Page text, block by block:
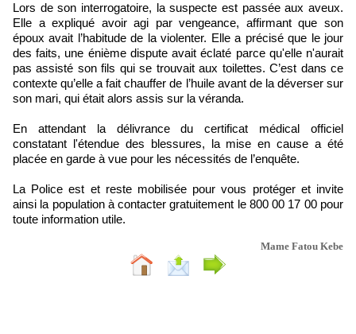
Lors de son interrogatoire, la suspecte est passée aux aveux.
Elle a expliqué avoir agi par vengeance, affirmant que son
époux avait l’habitude de la violenter. Elle a précisé que le jour
des faits, une énième dispute avait éclaté parce qu'elle n'aurait
pas assisté son fils qui se trouvait aux toilettes. C’est dans ce
contexte qu’elle a fait chauffer de l’huile avant de la déverser sur
son mari, qui était alors assis sur la véranda.
En attendant la délivrance du certificat médical officiel
constatant l'étendue des blessures, la mise en cause a été
placée en garde à vue pour les nécessités de l’enquête.
La Police est et reste mobilisée pour vous protéger et invite
ainsi la population à contacter gratuitement le 800 00 17 00 pour
toute information utile.
Mame Fatou Kebe